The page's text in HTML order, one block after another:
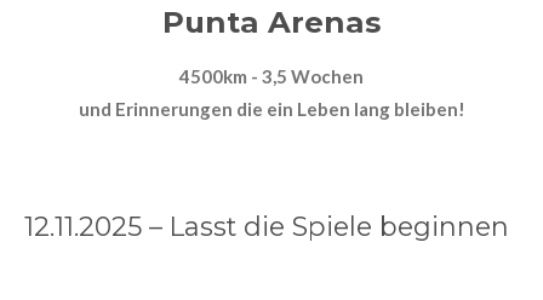
Punta Arenas
4500km - 3,5 Wochen
und Erinnerungen die ein Leben lang bleiben!
12.11.2025 – Lasst die Spiele beginnen